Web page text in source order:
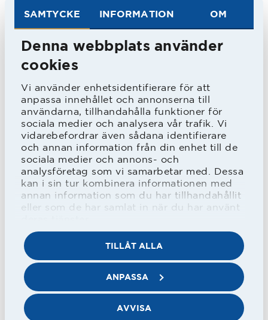
SAMTYCKE INFORMATION OM
Denna webbplats använder
cookies
Vi använder enhetsidentifierare för att
anpassa innehållet och annonserna till
användarna, tillhandahålla funktioner för
sociala medier och analysera vår trafik. Vi
vidarebefordrar även sådana identifierare
och annan information från din enhet till de
sociala medier och annons- och
analysföretag som vi samarbetar med. Dessa
kan i sin tur kombinera informationen med
annan information som du har tillhandahållit
eller som de har samlat in när du har använt
TILLÅT ALLA
ANPASSA
AVVISA
S: 19/10, Kv: 3/2
Född 23 augusti 1950.
Från Laholms FK 1968, till IFK Malmö
1979.
UEFA-matcher/mål:2/1.
Allsvenska matcher/mål: 127/24.
Kvalmatcher/mål: 3/2.
Div. 2-matcher/mål: 62/25.
Div. 3-matcher/mål: 5/0.
Svensk mästare 1976.
Landskamper 3 U.